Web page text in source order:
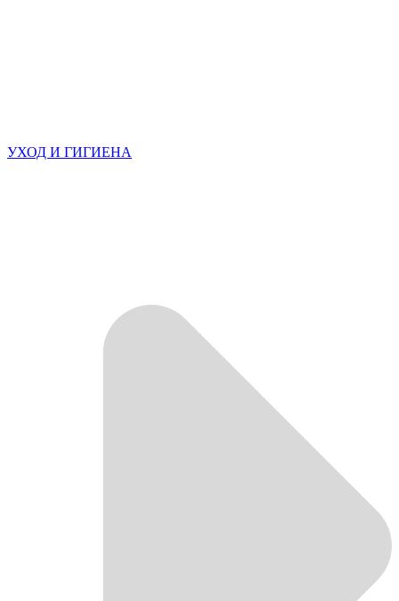
УХОД И ГИГИЕНА